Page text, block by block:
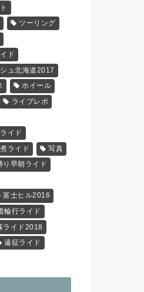
ツーリング
ド
ュ北海道2017
ホイール
ライブレポ
イド
ライド
写真
り早朝ライド
富士ヒル2016
輪行ライド
ライド2018
遠征ライド